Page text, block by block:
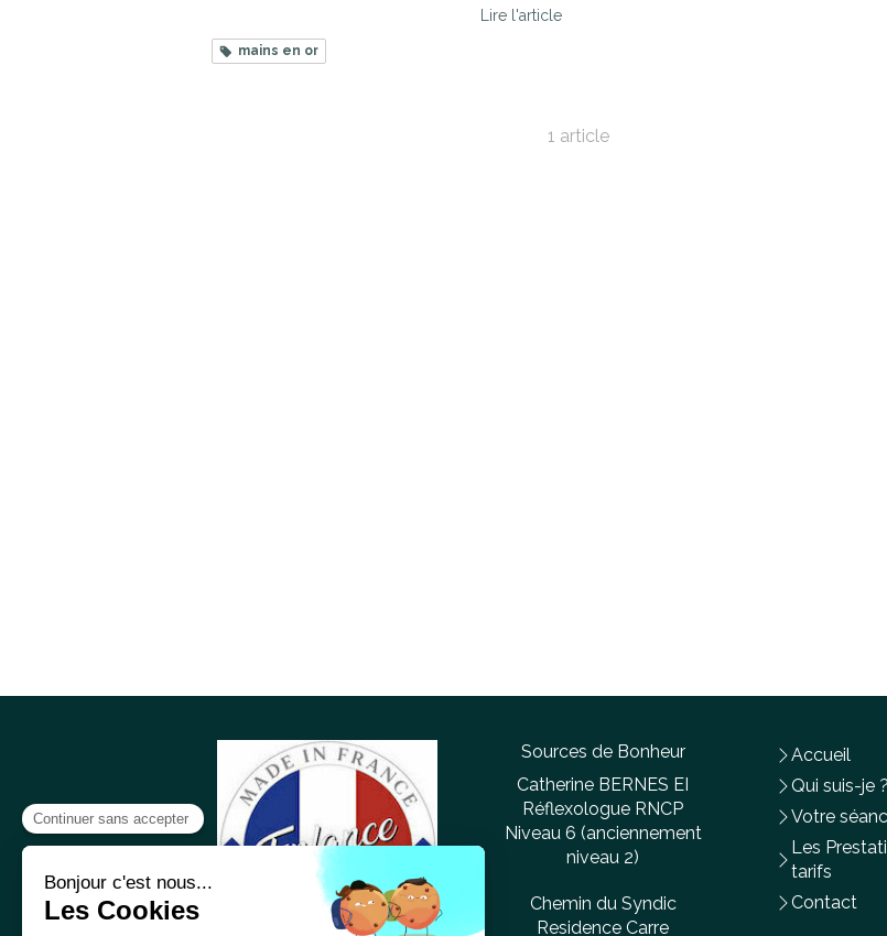
Lire l'article
mains en or
1 article
Sources de Bonheur
Catherine BERNES EI
Réflexologue RNCP
Niveau 6 (anciennement
niveau 2)
Chemin du Syndic
Residence Carre
Accueil
Qui suis-je ?
Votre
Les
tarifs
Contact